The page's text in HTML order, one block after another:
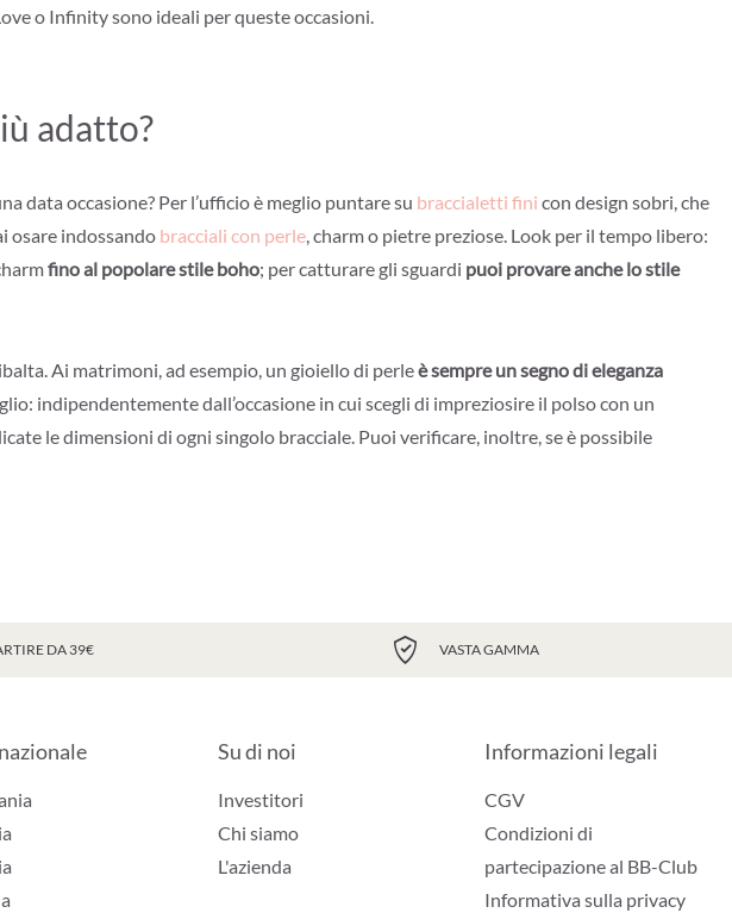
o Infinity sono ideali per queste occasioni.
adatto?
data occasione? Per l’ufficio è meglio puntare su braccialetti fini con design sobri, che
osare indossando bracciali con perle, charm o pietre preziose. Look per il tempo libero:
fino al popolare stile boho; per catturare gli sguardi puoi provare anche lo stile
Ai matrimoni, ad esempio, un gioiello di perleè sempre un segno di eleganza
indipendentemente dall’occasione in cui scegli di impreziosire il polso con un
le dimensioni di ogni singolo bracciale. Puoi verificare, inoltre, se è possibile
DA 39€ VASTA GAMMA
Su di noi
Investitori
Chi siamo
L'azienda
Informazioni legali
CGV
Condizioni di
partecipazione al BB-Club
Informativa sulla privacy